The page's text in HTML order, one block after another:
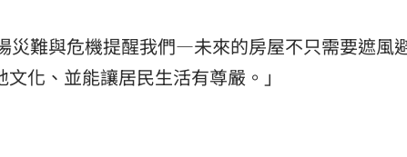
災難與危機提醒我們—未來的房屋不只需要遮風
化、並能讓居民生活有尊嚴。」